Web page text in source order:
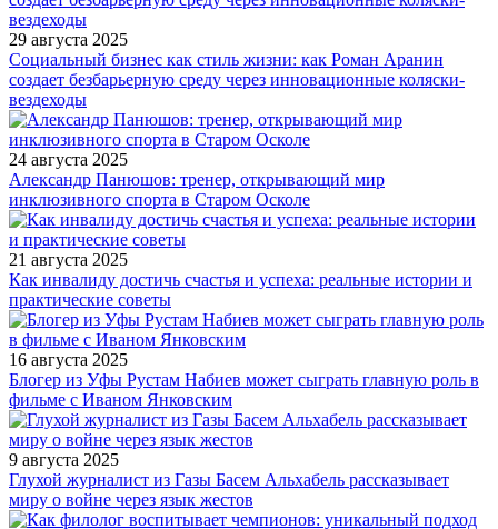
29 августа 2025
Социальный бизнес как стиль жизни: как Роман Аранин
создает безбарьерную среду через инновационные коляски-
вездеходы
24 августа 2025
Александр Панюшов: тренер, открывающий мир
инклюзивного спорта в Старом Осколе
21 августа 2025
Как инвалиду достичь счастья и успеха: реальные истории и
практические советы
16 августа 2025
Блогер из Уфы Рустам Набиев может сыграть главную роль в
фильме с Иваном Янковским
9 августа 2025
Глухой журналист из Газы Басем Альхабель рассказывает
миру о войне через язык жестов